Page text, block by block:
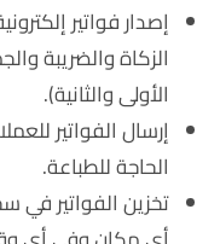
إصدار فواتير
الزكاة والضريبة
الأولى والثانية).
إرسال الفواتير
الحاجة للطباعة.
تخزين الفواتير في